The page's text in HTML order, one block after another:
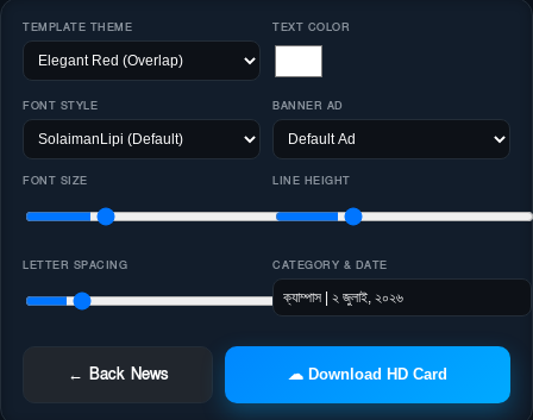
TEMPLATE THEME TEXT COLOR
FONT STYLE BANNER AD
FONT SIZE LINE HEIGHT
LETTER SPACING CATEGORY & DATE
← Back News ☁ Download HD Card